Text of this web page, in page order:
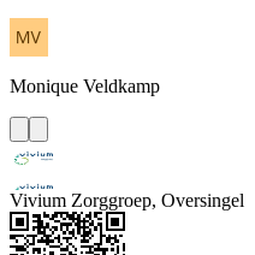
Monique Veldkamp
Vivium Zorggroep, Oversingel